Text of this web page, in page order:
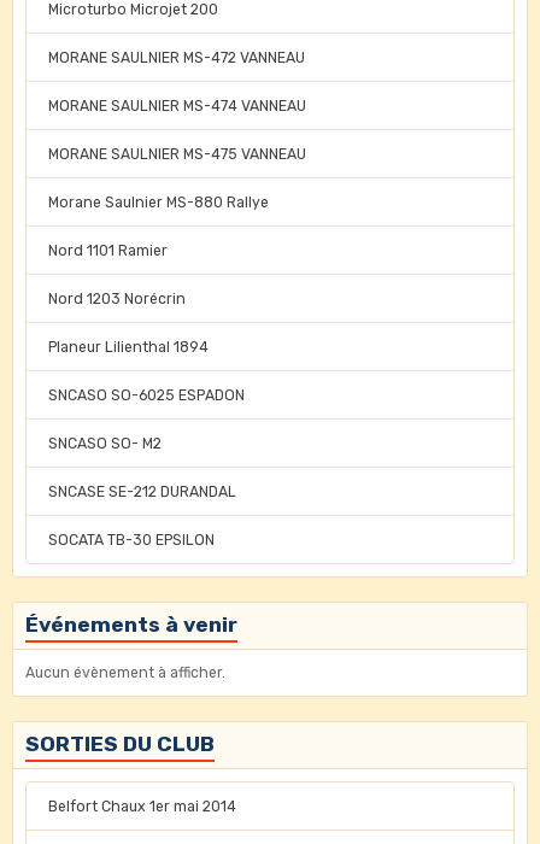
Microturbo Microjet 200
MORANE SAULNIER MS-472 VANNEAU
MORANE SAULNIER MS-474 VANNEAU
MORANE SAULNIER MS-475 VANNEAU
Morane Saulnier MS-880 Rallye
Nord 1101 Ramier
Nord 1203 Norécrin
Planeur Lilienthal 1894
SNCASO SO-6025 ESPADON
SNCASO SO- M2
SNCASE SE-212 DURANDAL
SOCATA TB-30 EPSILON
Événements à venir
Aucun évènement à afficher.
SORTIES DU CLUB
Belfort Chaux 1er mai 2014